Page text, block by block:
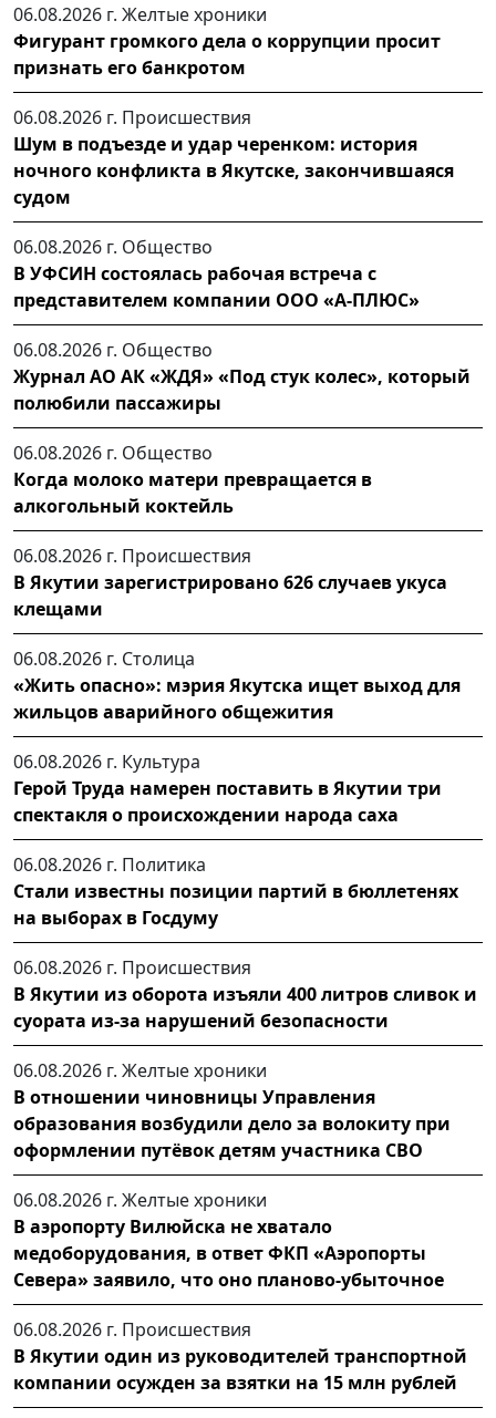
06.08.2026 г. Желтые хроники
Фигурант громкого дела о коррупции просит
признать его банкротом
06.08.2026 г. Происшествия
Шум в подъезде и удар черенком: история
ночного конфликта в Якутске, закончившаяся
судом
06.08.2026 г. Общество
В УФСИН состоялась рабочая встреча с
представителем компании ООО «А-ПЛЮС»
06.08.2026 г. Общество
Журнал АО АК «ЖДЯ» «Под стук колес», который
полюбили пассажиры
06.08.2026 г. Общество
Когда молоко матери превращается в
алкогольный коктейль
06.08.2026 г. Происшествия
В Якутии зарегистрировано 626 случаев укуса
клещами
06.08.2026 г. Столица
«Жить опасно»: мэрия Якутска ищет выход для
жильцов аварийного общежития
06.08.2026 г. Культура
Герой Труда намерен поставить в Якутии три
спектакля о происхождении народа саха
06.08.2026 г. Политика
Стали известны позиции партий в бюллетенях
на выборах в Госдуму
06.08.2026 г. Происшествия
В Якутии из оборота изъяли 400 литров сливок и
суората из-за нарушений безопасности
06.08.2026 г. Желтые хроники
В отношении чиновницы Управления
образования возбудили дело за волокиту при
оформлении путёвок детям участника СВО
06.08.2026 г. Желтые хроники
В аэропорту Вилюйска не хватало
медоборудования, в ответ ФКП «Аэропорты
Севера» заявило, что оно планово-убыточное
06.08.2026 г. Происшествия
В Якутии один из руководителей транспортной
компании осужден за взятки на 15 млн рублей